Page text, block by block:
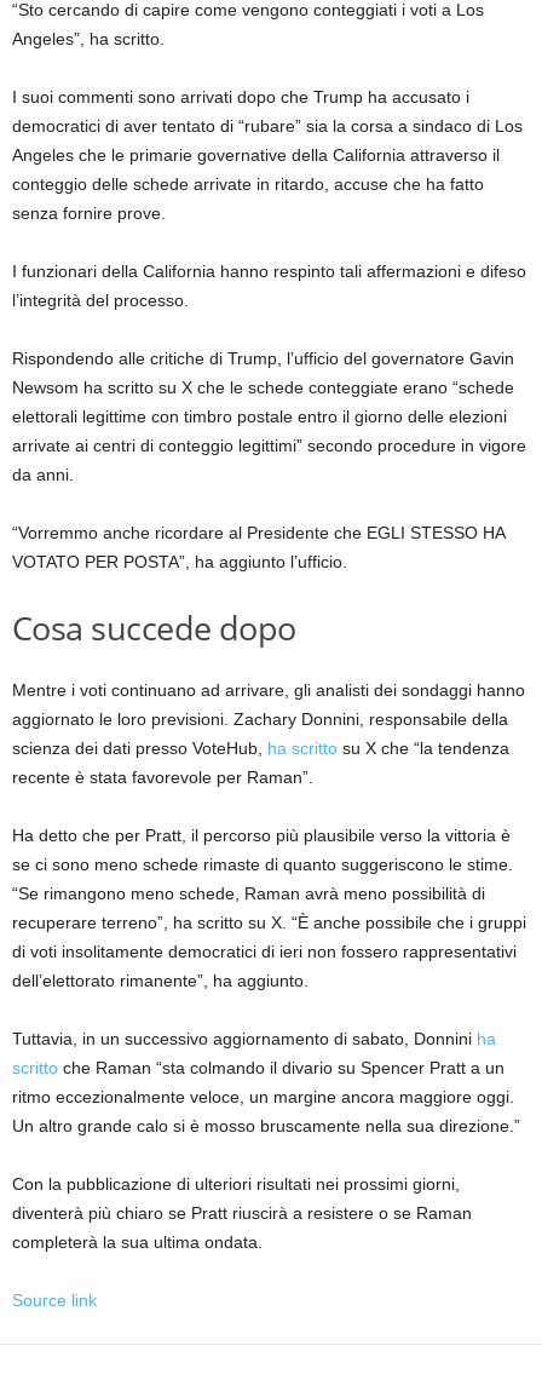
“Sto cercando di capire come vengono conteggiati i voti a Los
Angeles”, ha scritto.
I suoi commenti sono arrivati ​​dopo che Trump ha accusato i
democratici di aver tentato di “rubare” sia la corsa a sindaco di Los
Angeles che le primarie governative della California attraverso il
conteggio delle schede arrivate in ritardo, accuse che ha fatto
senza fornire prove.
I funzionari della California hanno respinto tali affermazioni e difeso
l’integrità del processo.
Rispondendo alle critiche di Trump, l’ufficio del governatore Gavin
Newsom ha scritto su X che le schede conteggiate erano “schede
elettorali legittime con timbro postale entro il giorno delle elezioni
arrivate ai centri di conteggio legittimi” secondo procedure in vigore
da anni.
“Vorremmo anche ricordare al Presidente che EGLI STESSO HA
VOTATO PER POSTA”, ha aggiunto l’ufficio.
Cosa succede dopo
Mentre i voti continuano ad arrivare, gli analisti dei sondaggi hanno
aggiornato le loro previsioni. Zachary Donnini, responsabile della
scienza dei dati presso VoteHub, ha scritto su X che “la tendenza
recente è stata favorevole per Raman”.
Ha detto che per Pratt, il percorso più plausibile verso la vittoria è
se ci sono meno schede rimaste di quanto suggeriscono le stime.
“Se rimangono meno schede, Raman avrà meno possibilità di
recuperare terreno”, ha scritto su X. “È anche possibile che i gruppi
di voti insolitamente democratici di ieri non fossero rappresentativi
dell’elettorato rimanente”, ha aggiunto.
Tuttavia, in un successivo aggiornamento di sabato, Donnini ha
scritto che Raman “sta colmando il divario su Spencer Pratt a un
ritmo eccezionalmente veloce, un margine ancora maggiore oggi.
Un altro grande calo si è mosso bruscamente nella sua direzione.”
Con la pubblicazione di ulteriori risultati nei prossimi giorni,
diventerà più chiaro se Pratt riuscirà a resistere o se Raman
completerà la sua ultima ondata.
Source link